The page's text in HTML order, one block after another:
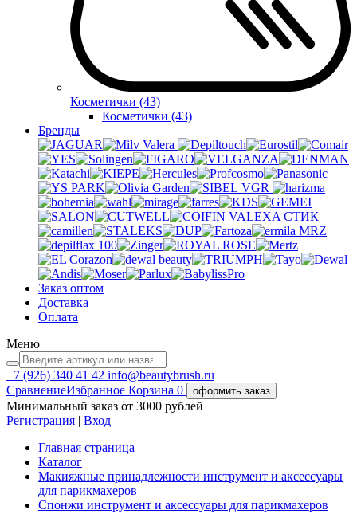
Косметички (43)
Косметички (43)
Бренды
Valera
VGR
VALEXA СТИК
MRZ
Заказ оптом
Доставка
Оплата
Меню
+7 (926) 340 41 42 info@beautybrush.ru
СравнениеИзбранное Корзина 0 оформить заказ
Минимальный заказ от 3000 рублей
Регистрация | Вход
Главная страница
Каталог
Макияжные принадлежности инструмент и аксессуары
для парикмахеров
Спонжи инструмент и аксессуары для парикмахеров